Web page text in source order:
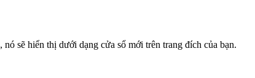
, nó sẽ hiển thị dưới dạng cửa sổ mới trên trang đích của bạn.